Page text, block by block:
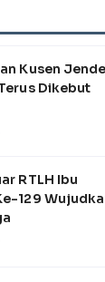
Kusen
Dikebut
RTLH Ibu
129